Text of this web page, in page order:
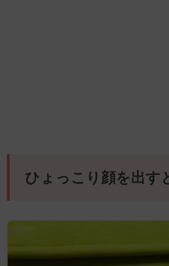
ひょっこり顔を出す